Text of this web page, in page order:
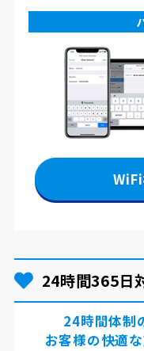
24時間365日
24時間体制
お客様の快適